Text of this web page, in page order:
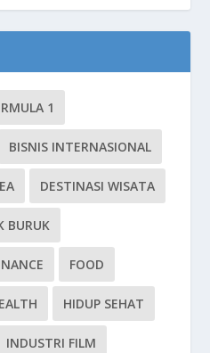
1
BISNIS INTERNASIONAL
DESTINASI WISATA
BURUK
FOOD
HIDUP SEHAT
INDUSTRI FILM